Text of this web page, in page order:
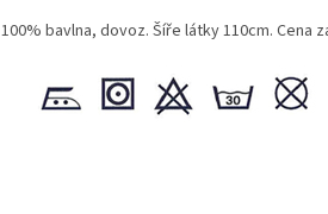
100% bavlna, dovoz. Šíře látky 110cm. Cena